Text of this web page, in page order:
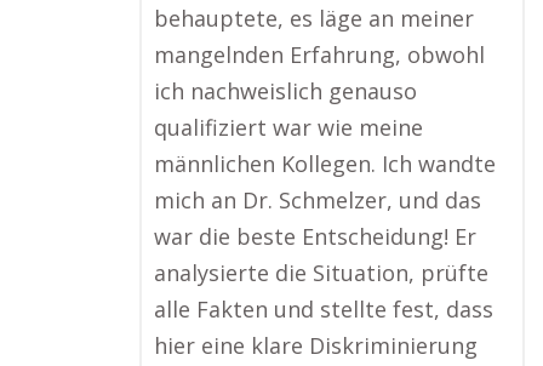
behauptete, es läge an meiner
mangelnden Erfahrung, obwohl
ich nachweislich genauso
qualifiziert war wie meine
männlichen Kollegen. Ich wandte
mich an Dr. Schmelzer, und das
war die beste Entscheidung! Er
analysierte die Situation, prüfte
alle Fakten und stellte fest, dass
hier eine klare Diskriminierung